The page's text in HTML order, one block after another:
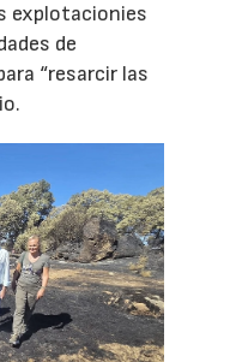
explotacionies
de
“resarcir las